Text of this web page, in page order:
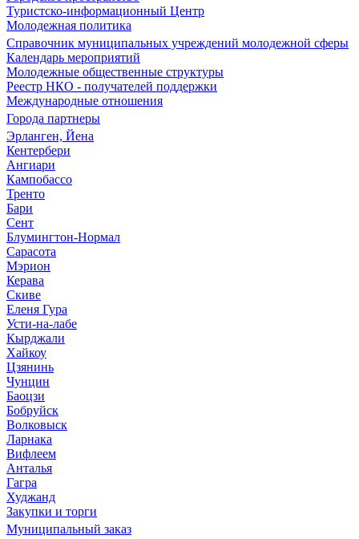
Туристско-информационный Центр
Молодежная политика
Справочник муниципальных учреждений молодежной сферы
Календарь мероприятий
Молодежные общественные структуры
Реестр НКО - получателей поддержки
Международные отношения
Города партнеры
Эрланген, Йена
Кентербери
Ангиари
Кампобассо
Тренто
Бари
Сент
Блумингтон-Нормал
Сарасота
Мэрион
Керава
Скиве
Еленя Гура
Усти-на-лабе
Кырджали
Хайкоу
Цзянинь
Чунцин
Баоцзи
Бобруйск
Волковыск
Ларнака
Вифлеем
Анталья
Гагра
Худжанд
Закупки и торги
Муниципальный заказ